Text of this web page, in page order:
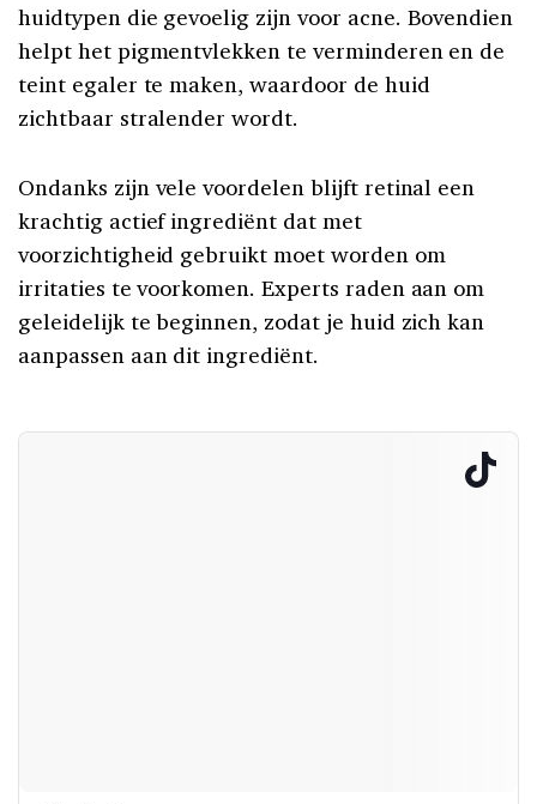
huidtypen die gevoelig zijn voor acne. Bovendien
helpt het pigmentvlekken te verminderen en de
teint egaler te maken, waardoor de huid
zichtbaar stralender wordt.
Ondanks zijn vele voordelen blijft retinal een
krachtig actief ingrediënt dat met
voorzichtigheid gebruikt moet worden om
irritaties te voorkomen. Experts raden aan om
geleidelijk te beginnen, zodat je huid zich kan
aanpassen aan dit ingrediënt.